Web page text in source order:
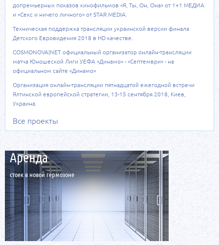
допремьерных показов кинофильмов «Я, Ты, Он, Она» от 1+1 МЕДИА
и «Секс и ничего личного» от STAR MEDIA.
Техническая поддержка трансляции украинской версии финала
Детского Евровидения 2018 в HD качестве.
COSMONOVA|NET официальный организатор онлайн-трансляции
матча Юношеской Лиги УЕФА «Динамо» - «Септември» - на
официальном сайте «Динамо»
Организация онлайн-трансляции пятнадцатой ежегодной встречи
Ялтинской европейской стратегии, 13-15 сентября 2018, Киев,
Украина.
Все проекты
Аренда
стоек в новой гермозоне